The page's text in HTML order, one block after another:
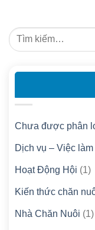
Chưa được phân
Dịch vụ – Việc làm
Hoạt Động Hội (1)
Kiến thức chăn
Nhà Chăn Nuôi (1)